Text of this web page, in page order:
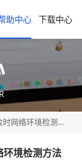
助中心 下载中心
络环境检测方法
境检测方法